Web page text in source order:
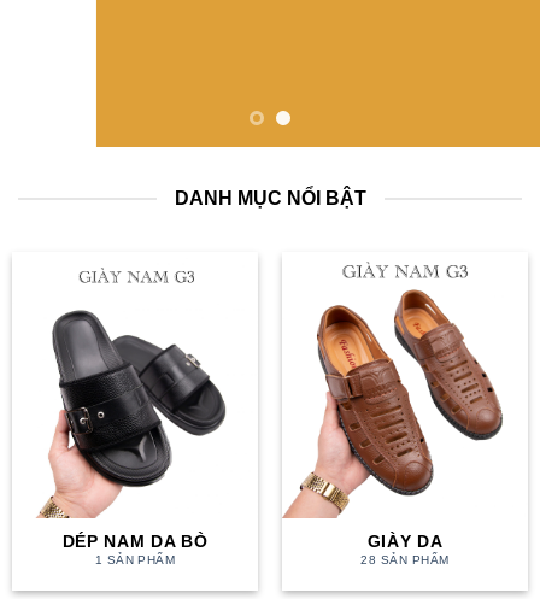
DANH MỤC NỔI BẬT
DÉP NAM DA BÒ
1 SẢN PHẨM
GIÀY DA
28 SẢN PHẨM